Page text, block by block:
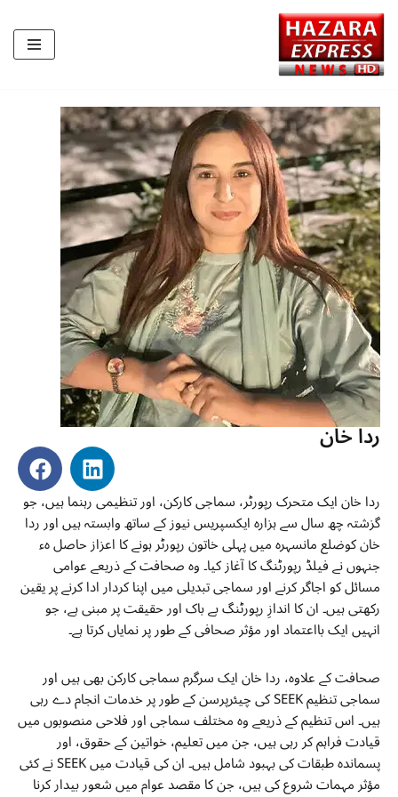
Skip
to
ردا خان
ردا خان ایک متحرک رپورٹر، سماجی کارکن، اور تنظیمی رہنما ہیں، جو
گزشتہ چھ سال سے ہزارہ ایکسپریس نیوز کے ساتھ وابستہ ہیں اور ردا
خان کوضلع مانسہرہ میں پہلی خاتون رپورٹر ہونے کا اعزاز حاصل ہء
جنہوں نے فیلڈ رپورٹنگ کا آغاز کیا۔ وہ صحافت کے ذریعے عوامی
مسائل کو اجاگر کرنے اور سماجی تبدیلی میں اپنا کردار ادا کرنے پر یقین
رکھتی ہیں۔ ان کا اندازِ رپورٹنگ بے باک اور حقیقت پر مبنی ہے، جو
انہیں ایک بااعتماد اور مؤثر صحافی کے طور پر نمایاں کرتا ہے۔
صحافت کے علاوہ، ردا خان ایک سرگرم سماجی کارکن بھی ہیں اور
سماجی تنظیم SEEK کی چیئرپرسن کے طور پر خدمات انجام دے رہی
ہیں۔ اس تنظیم کے ذریعے وہ مختلف سماجی اور فلاحی منصوبوں میں
قیادت فراہم کر رہی ہیں، جن میں تعلیم، خواتین کے حقوق، اور
پسماندہ طبقات کی بہبود شامل ہیں۔ ان کی قیادت میں SEEK نے کئی
مؤثر مہمات شروع کی ہیں، جن کا مقصد عوام میں شعور بیدار کرنا